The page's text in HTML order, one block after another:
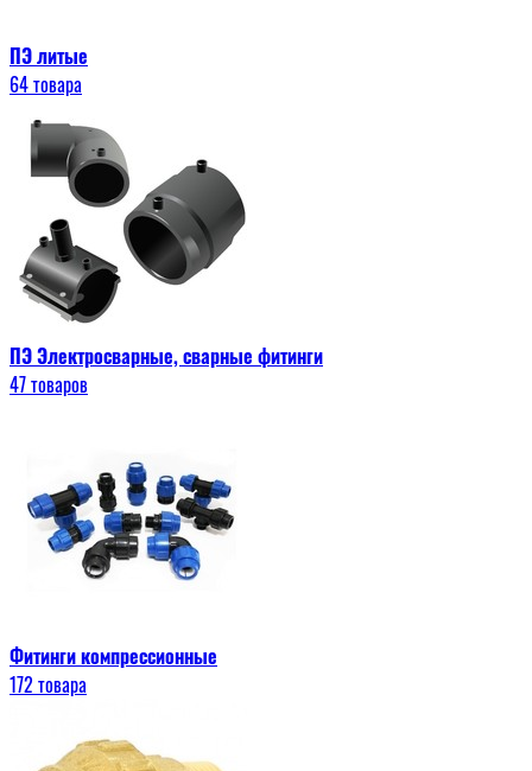
ПЭ литые
64 товара
ПЭ Электросварные, сварные фитинги
47 товаров
Фитинги компрессионные
172 товара